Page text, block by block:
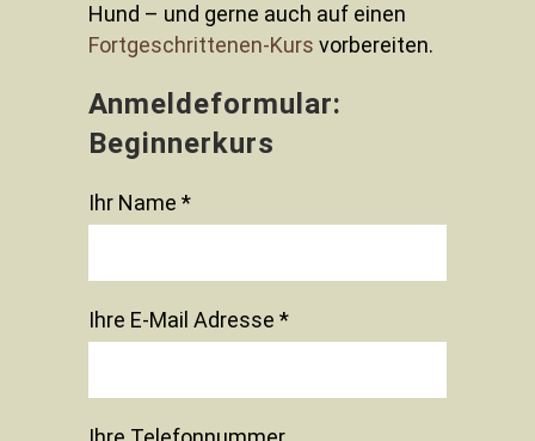
Hund – und gerne auch auf einen
Fortgeschrittenen-Kurs vorbereiten.
Anmeldeformular:
Beginnerkurs
Ihr Name *
Ihre E-Mail Adresse *